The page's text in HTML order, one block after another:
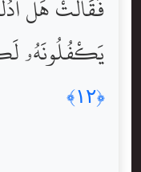
فَقَالَتْ هَلْ
يَكْفُلُونَهُۥ
﴿١٢﴾